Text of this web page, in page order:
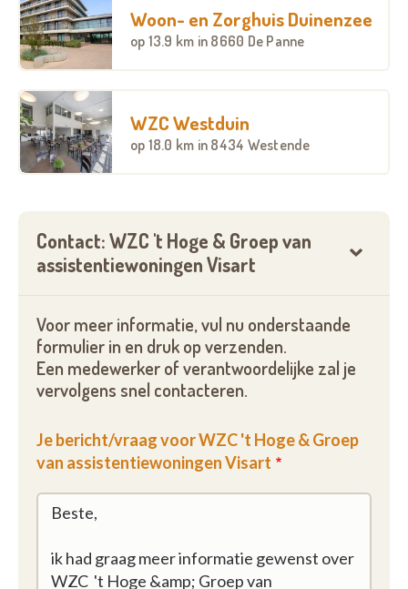
Woon- en Zorghuis Duinenzee
op 13.9 km in 8660 De Panne
WZC Westduin
op 18.0 km in 8434 Westende
Contact: WZC 't Hoge & Groep van
assistentiewoningen Visart
Voor meer informatie, vul nu onderstaande
formulier in en druk op verzenden.
Een medewerker of verantwoordelijke zal je
vervolgens snel contacteren.
Je bericht/vraag voor WZC 't Hoge & Groep
van assistentiewoningen Visart